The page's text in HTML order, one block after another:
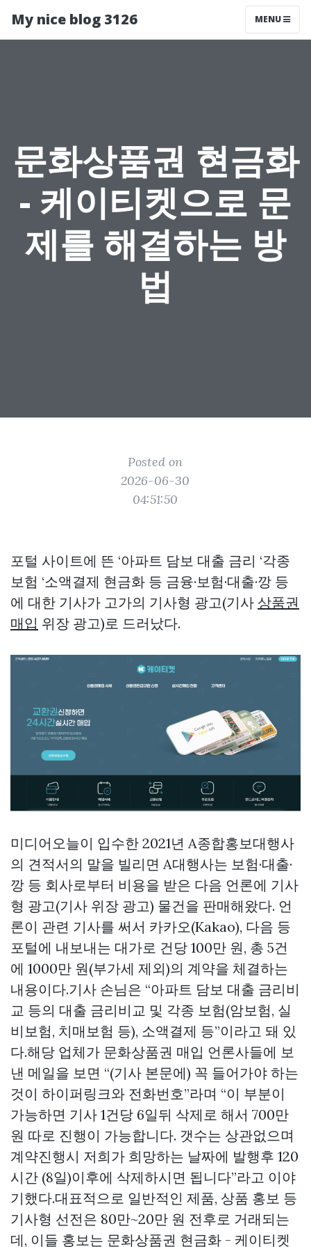
My nice blog 3126 MENU
문화상품권 현금화
- 케이티켓으로 문
제를 해결하는 방
법
Posted on
2026-06-30
04:51:50
포털 사이트에 뜬 ‘아파트 담보 대출 금리 ‘각종
보험 ‘소액결제 현금화 등 금융·보험·대출·깡 등
에 대한 기사가 고가의 기사형 광고(기사 상품권
매입 위장 광고)로 드러났다.
미디어오늘이 입수한 2021년 A종합홍보대행사
의 견적서의 말을 빌리면 A대행사는 보험·대출·
깡 등 회사로부터 비용을 받은 다음 언론에 기사
형 광고(기사 위장 광고) 물건을 판매해왔다. 언
론이 관련 기사를 써서 카카오(Kakao), 다음 등
포털에 내보내는 대가로 건당 100만 원, 총 5건
에 1000만 원(부가세 제외)의 계약을 체결하는
내용이다.기사 손님은 “아파트 담보 대출 금리비
교 등의 대출 금리비교 및 각종 보험(암보험, 실
비보험, 치매보험 등), 소액결제 등”이라고 돼 있
다.해당 업체가 문화상품권 매입 언론사들에 보
낸 메일을 보면 “(기사 본문에) 꼭 들어가야 하는
것이 하이퍼링크와 전화번호”라며 “이 부분이
가능하면 기사 1건당 6일뒤 삭제로 해서 700만
원 따로 진행이 가능합니다. 갯수는 상관없으며
계약진행시 저희가 희망하는 날짜에 발행후 120
시간 (8일)이후에 삭제하시면 됩니다”라고 이야
기했다.대표적으로 일반적인 제품, 상품 홍보 등
기사형 선전은 80만~20만 원 전후로 거래되는
데, 이들 홍보는 문화상품권 현금화 - 케이티켓